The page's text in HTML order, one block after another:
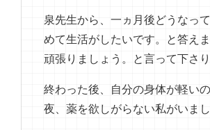
泉先生から、一ヵ月後どうなっ
めて生活がしたいです。と答え
頑張りましょう。と言って下さ
終わった後、自分の身体が軽い
夜、薬を欲しがらない私がいまし